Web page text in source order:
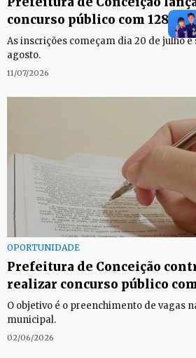
concurso público com 128
As inscrições começam dia 20 de julho e
agosto.
11/07/2026
OPORTUNIDADE
Prefeitura de Conceição
realizar concurso público com
O objetivo é o preenchimento de vagas
municipal.
02/06/2026